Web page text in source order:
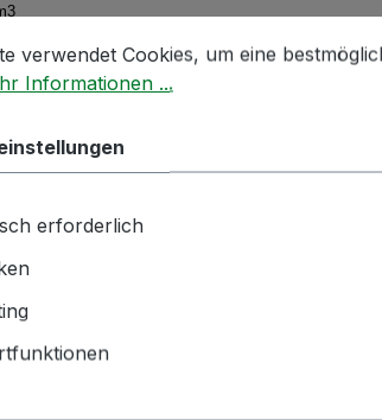
Cookies, um eine
verwendet Cookies, um eine
Informationen ...
erforderlich